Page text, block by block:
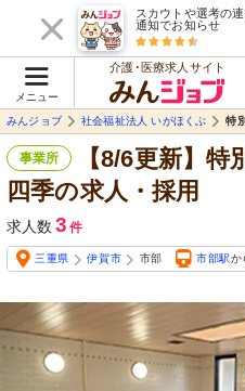
スカウトや選考の
通知でお知らせ
メニュー
介護･医療求人サイト
みんジョブ
社会福祉法人 いがほくぶ 特
事業所
【8/6更新】
四季の求人・採用
求人数 3 件
三重県 伊賀市 市部 市部駅か